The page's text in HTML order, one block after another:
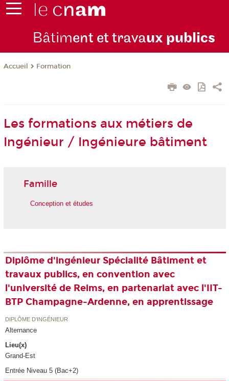
Bâtiment et travaux publics
Accueil Formation
Les formations aux métiers de
Ingénieur / Ingénieure bâtiment
Famille
Conception et études
Diplôme d'ingénieur Spécialité Bâtiment et
travaux publics, en convention avec
l'université de Reims, en partenariat avec l'IIT-
BTP Champagne-Ardenne, en apprentissage
DIPLÔME D'INGÉNIEUR
Alternance
Lieu(x)
Grand-Est
Entrée Niveau 5 (Bac+2)